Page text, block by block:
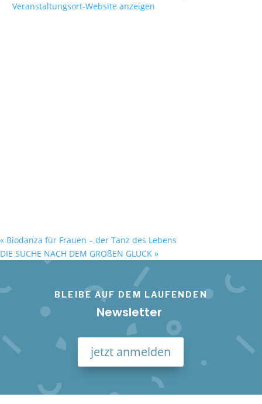
Veranstaltungsort-Website anzeigen
« Biodanza für Frauen – der Tanz des Lebens
DIE SUCHE NACH DEM GROßEN GLÜCK »
BLEIBE AUF DEM LAUFENDEN
Newsletter
jetzt anmelden